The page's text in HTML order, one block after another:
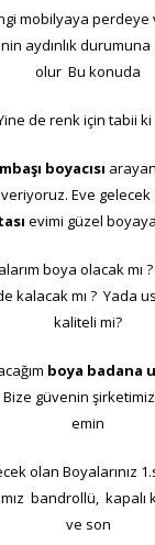
mobilyaya
aydınlık
olur Bu konuda
de renk için tabii
boyacısı
Eve gelecek
evimi güzel
boya olacak mı
kalacak mı ? Yada
kaliteli mi?
boya badana
güvenin
emin
olan Boyalarınız
bandrollü, kapalı
ve son